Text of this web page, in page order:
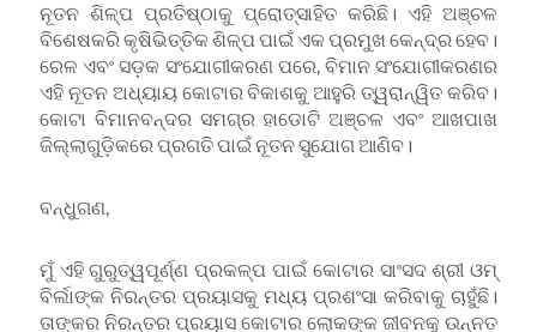
ନୂତନ ଶିଳ୍ପ ପ୍ରତିଷ୍ଠାକୁ ପ୍ରୋତ୍ସାହିତ କରିଛି। ଏହି ଅଞ୍ଚଳ
ବିଶେଷକରି କୃଷିଭିତ୍ତିକ ଶିଳ୍ପ ପାଇଁ ଏକ ପ୍ରମୁଖ କେନ୍ଦ୍ର ହେବ।
ରେଳ ଏବଂ ସଡ଼କ ସଂଯୋଗୀକରଣ ପରେ, ବିମାନ ସଂଯୋଗୀକରଣର
ଏହି ନୂତନ ଅଧ୍ୟାୟ କୋଟାର ବିକାଶକୁ ଆହୁରି ତ୍ୱରାନ୍ୱିତ କରିବ।
କୋଟା ବିମାନବନ୍ଦର ସମଗ୍ର ହାଡୋଟି ଅଞ୍ଚଳ ଏବଂ ଆଖପାଖ
ଜିଲ୍ଲାଗୁଡ଼ିକରେ ପ୍ରଗତି ପାଇଁ ନୂତନ ସୁଯୋଗ ଆଣିବ।
ବନ୍ଧୁଗଣ,
ମୁଁ ଏହି ଗୁରୁତ୍ୱପୂର୍ଣ୍ଣ ପ୍ରକଳ୍ପ ପାଇଁ କୋଟାର ସାଂସଦ ଶ୍ରୀ ଓମ୍
ବିର୍ଲାଙ୍କ ନିରନ୍ତର ପ୍ରୟାସକୁ ମଧ୍ୟ ପ୍ରଶଂସା କରିବାକୁ ଚାହୁଁଛି।
ତାଙ୍କର ନିରନ୍ତର ପ୍ରୟାସ କୋଟାର ଲୋକଙ୍କ ଜୀବନକୁ ଉନ୍ନତ